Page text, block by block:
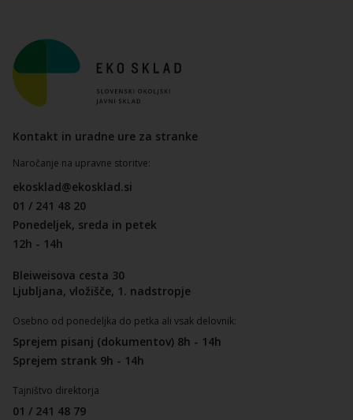
Kontakt in uradne ure za stranke
Naročanje na upravne storitve:
ekosklad@ekosklad.si
01 / 241 48 20
Ponedeljek, sreda in petek
12h - 14h
Bleiweisova cesta 30
Ljubljana, vložišče, 1. nadstropje
Osebno od ponedeljka do petka ali vsak delovnik:
Sprejem pisanj (dokumentov) 8h - 14h
Sprejem strank 9h - 14h
Tajništvo direktorja
01 / 241 48 79